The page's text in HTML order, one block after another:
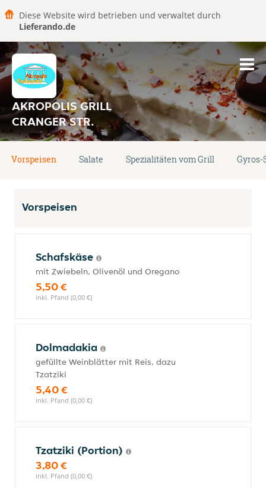
Diese Website wird betrieben und verwaltet durch
Lieferando.de
AKROPOLIS GRILL
CRANGER STR.
Vorspeisen Salate Spezialitäten vom Grill Gyros-
Vorspeisen
Schafskäse
mit Zwiebeln, Olivenöl und Oregano
5,50 €
inkl. Pfand (0,00 €)
Dolmadakia
gefüllte Weinblätter mit Reis, dazu
Tzatziki
5,40 €
inkl. Pfand (0,00 €)
Tzatziki (Portion)
3,80 €
inkl. Pfand (0,00 €)